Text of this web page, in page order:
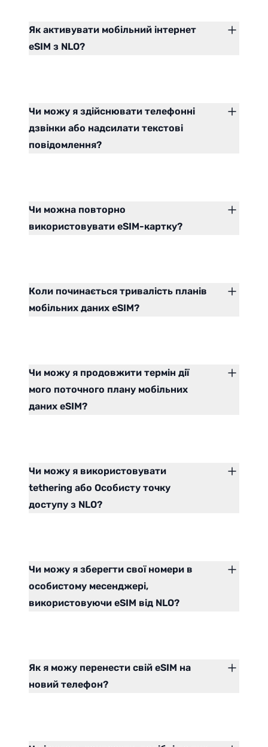
Як активувати мобільний інтернет
eSIM з NLO?
Чи можу я здійснювати телефонні
дзвінки або надсилати текстові
повідомлення?
Чи можна повторно
використовувати eSIM-картку?
Коли починається тривалість планів
мобільних даних eSIM?
Чи можу я продовжити термін дії
мого поточного плану мобільних
даних eSIM?
Чи можу я використовувати
tethering або Особисту точку
доступу з NLO?
Чи можу я зберегти свої номери в
особистому месенджері,
використовуючи eSIM від NLO?
Як я можу перенести свій eSIM на
новий телефон?